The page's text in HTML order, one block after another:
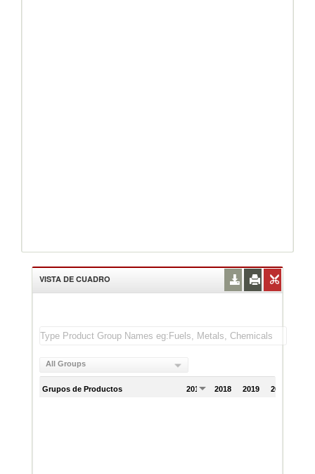
VISTA DE CUADRO
All Groups
Grupos de Productos 2017 2018 2019 2020